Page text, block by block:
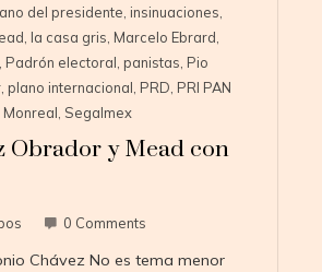
del presidente, insinuaciones,
, la casa gris, Marcelo Ebrard,
, Padrón electoral, panistas, Pio
, plano internacional, PRD, PRI PAN
, Segalmex
Obrador y Mead con
0 Comments
Chávez No es tema menor